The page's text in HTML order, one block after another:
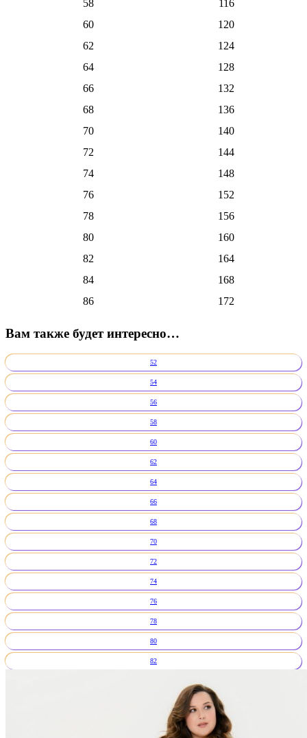
58
116
60
120
62
124
64
128
66
132
68
136
70
140
72
144
74
148
76
152
78
156
80
160
82
164
84
168
86
172
Вам также будет интересно…
52
54
56
58
60
62
64
66
68
70
72
74
76
78
80
82